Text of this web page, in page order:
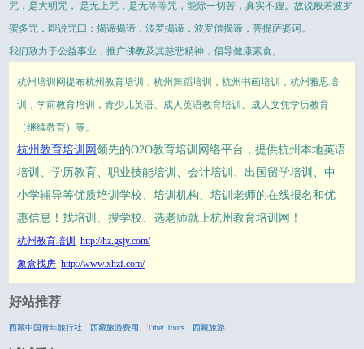
咒，是大明咒， 是无上咒，是无等等咒，能除一切苦，真实不虚。故说般若波罗
蜜多咒，即说咒曰：揭谛揭谛，波罗揭谛，波罗僧揭谛，菩提萨婆诃。
我们致力于公益事业，推广佛教及其慈悲精神，倡导健康素食。
杭州培训网提布杭州教育培训，杭州舞蹈培训，杭州书画培训，杭州雅思培
训，学前教育培训，青少儿英语、成人英语教育培训、成人文凭学历教育
（继续教育）等。
杭州教育培训网领先的O2O教育培训网络平台，提供杭州本地英语
培训、学历教育、职业技能培训、会计培训、出国留学培训、中
小学辅导等优质培训学校、培训机构、培训老师的在线报名和优
惠信息！找培训、搜学校、选老师就上杭州教育培训网！
杭州教育培训
http://hz.gsjy.com/
象盒找房 http://www.xhzf.com/
好站推荐
西藏中国青年旅行社 西藏旅游费用 Tibet Tours 西藏旅游